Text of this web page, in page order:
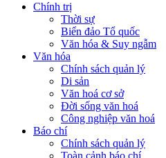
Chính trị
Thời sự
Biển đảo Tổ quốc
Văn hóa & Suy ngẫm
Văn hóa
Chính sách quản lý
Di sản
Văn hoá cơ sở
Đời sống văn hoá
Công nghiệp văn hoá
Báo chí
Chính sách quản lý
Toàn cảnh báo chí